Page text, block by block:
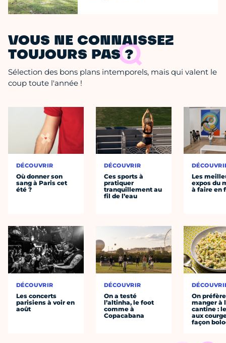
VOUS NE CONNAISSEZ
TOUJOURS PAS ?
Sélection des bons plans intemporels, mais qui valent le
coup toute l'année !
DÉCOUVRIR
Où donner son
sang à Paris cet
été ?
DÉCOUVRIR
Les concerts
parisiens à voir en
août
DÉCOUVRIR
Ces sports à
pratiquer
tranquillement au
fil de l’eau
DÉCOUVRIR
On a testé
l’altinha, le foot
comme à
Copacabana
Les
expos du
à faire en
On préfère
manger à
cantine :
aux
façon